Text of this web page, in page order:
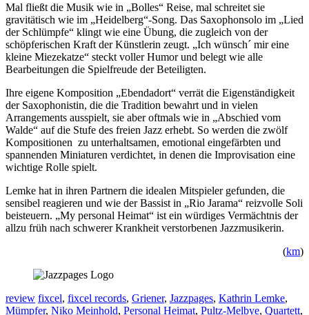
Mal fließt die Musik wie in „Bolles“ Reise, mal schreitet sie
gravitätisch wie im „Heidelberg“-Song. Das Saxophonsolo im „Lied
der Schlümpfe“ klingt wie eine Übung, die zugleich von der
schöpferischen Kraft der Künstlerin zeugt. „Ich wünsch´ mir eine
kleine Miezekatze“ steckt voller Humor und belegt wie alle
Bearbeitungen die Spielfreude der Beteiligten.
Ihre eigene Komposition „Ebendadort“ verrät die Eigenständigkeit
der Saxophonistin, die die Tradition bewahrt und in vielen
Arrangements ausspielt, sie aber oftmals wie in „Abschied vom
Walde“ auf die Stufe des freien Jazz erhebt. So werden die zwölf
Kompositionen zu unterhaltsamen, emotional eingefärbten und
spannenden Miniaturen verdichtet, in denen die Improvisation eine
wichtige Rolle spielt.
Lemke hat in ihren Partnern die idealen Mitspieler gefunden, die
sensibel reagieren und wie der Bassist in „Rio Jarama“ reizvolle Soli
beisteuern. „My personal Heimat“ ist ein würdiges Vermächtnis der
allzu früh nach schwerer Krankheit verstorbenen Jazzmusikerin.
(km)
Kategorien
review Schlagwörter
fixcel, fixcel records, Griener, Jazzpages, Kathrin Lemke,
Mümpfer, Niko Meinhold, Personal Heimat, Pultz-Melbye, Quartett,